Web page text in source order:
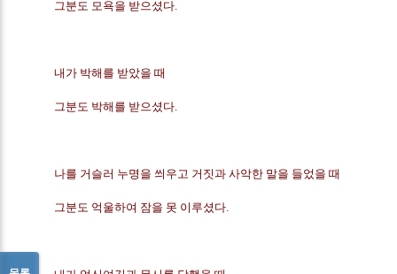
그분도 모욕을 받으셨다.
내가 박해를 받았을 때
그분도 박해를 받으셨다.
나를 거슬러 누명을 씌우고 거짓과 사악한 말을 들었을 때
그분도 억울하여 잠을 못 이루셨다.